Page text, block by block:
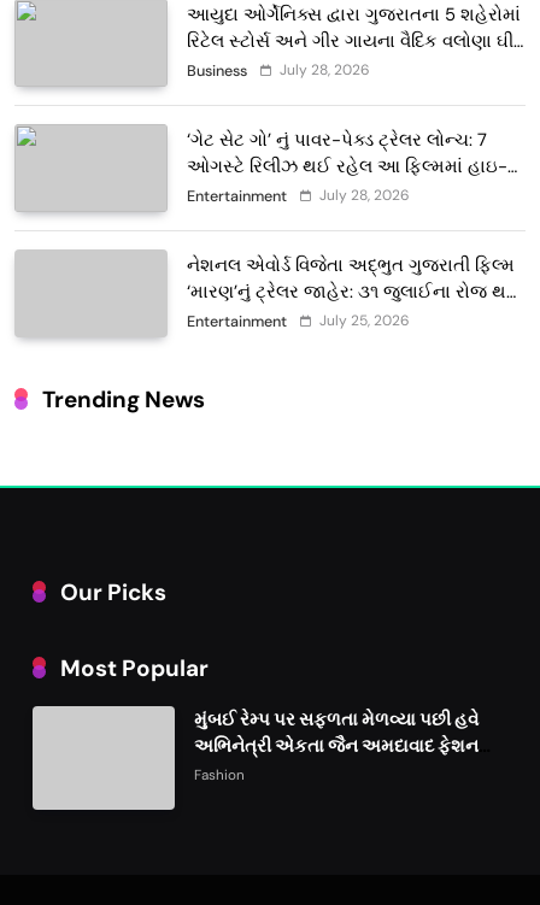
આયુદા ઓર્ગેનિક્સ દ્વારા ગુજરાતના 5 શહેરોમાં
રિટેલ સ્ટોર્સ અને ગીર ગાયના વૈદિક વલોણા ઘી-
દૂધની શુદ્ધ સેવાઓ સાથે વ્યાપક વિસ્તરણ
Business July 28, 2026
‘ગેટ સેટ ગો’ નું પાવર-પેક્ડ ટ્રેલર લોન્ચ: 7
ઓગસ્ટે રિલીઝ થઈ રહેલ આ ફિલ્મમાં હાઇ-
ટેક VFX જોવા મળશે
Entertainment July 28, 2026
નેશનલ એવોર્ડ વિજેતા અદ્ભુત ગુજરાતી ફિલ્મ
‘મારણ’નું ટ્રેલર જાહેર: ૩૧ જુલાઈના રોજ થશે
થિયેટરોમાં રિલીઝ
Entertainment July 25, 2026
Trending News
Our Picks
Most Popular
મુંબઈ રેમ્પ પર સફળતા મેળવ્યા પછી હવે
અભિનેત્રી એકતા જૈન અમદાવાદ ફેશન
વીકમાં પોતાની પ્રતિભા પ્રદર્શિત કરશે
Fashion